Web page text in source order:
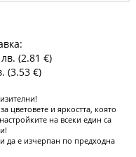
(2.81 €)
(3.53 €)
цветовете и яркостта, която
на всеки един са
да е изчерпан по предходна